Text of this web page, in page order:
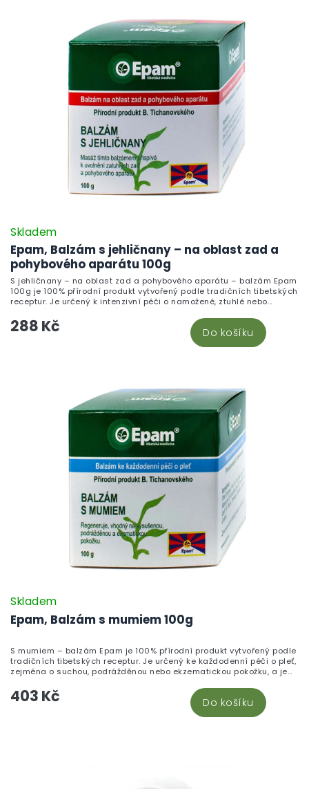
Epam, Balzám s jehličnany – na oblast zad a
pohybového aparátu 100g
Skladem
288 Kč Do košíku
S jehličnany – na oblast zad a pohybového aparátu – balzám Epam
100g je 100% přírodní produkt vytvořený podle tradičních tibetských
receptur. Je určený k intenzivní péči o namožené, ztuhlé nebo
unavené svaly zad a celého pohybového aparátu.
Epam, Balzám s mumiem 100g
Skladem
403 Kč Do košíku
S mumiem – balzám Epam je 100% přírodní produkt vytvořený podle
tradičních tibetských receptur. Je určený ke každodenní péči o pleť,
zejména o suchou, podrážděnou nebo ekzematickou pokožku, a je
vhodný také k masážím zad a pohybového aparátu.